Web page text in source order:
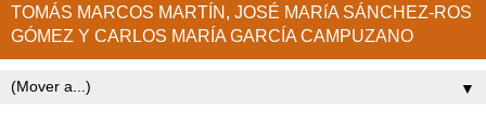
TOMÁS MARCOS MARTÍN, JOSÉ MARíA SÁNCHEZ-ROS
GÓMEZ Y CARLOS MARÍA GARCÍA CAMPUZANO
▼